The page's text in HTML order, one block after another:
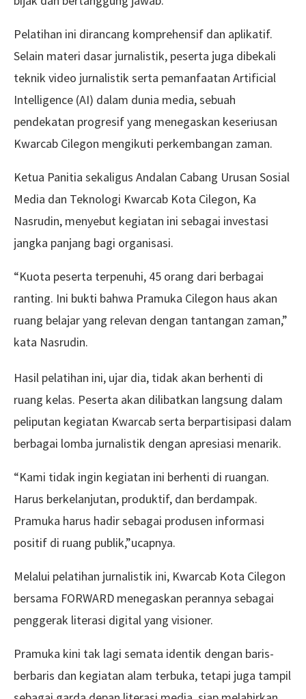
Pelatihan ini dirancang komprehensif dan aplikatif.
Selain materi dasar jurnalistik, peserta juga dibekali
teknik video jurnalistik serta pemanfaatan Artificial
Intelligence (AI) dalam dunia media, sebuah
pendekatan progresif yang menegaskan keseriusan
Kwarcab Cilegon mengikuti perkembangan zaman.
Ketua Panitia sekaligus Andalan Cabang Urusan Sosial
Media dan Teknologi Kwarcab Kota Cilegon, Ka
Nasrudin, menyebut kegiatan ini sebagai investasi
jangka panjang bagi organisasi.
“Kuota peserta terpenuhi, 45 orang dari berbagai
ranting. Ini bukti bahwa Pramuka Cilegon haus akan
ruang belajar yang relevan dengan tantangan zaman,”
kata Nasrudin.
Hasil pelatihan ini, ujar dia, tidak akan berhenti di
ruang kelas. Peserta akan dilibatkan langsung dalam
peliputan kegiatan Kwarcab serta berpartisipasi dalam
berbagai lomba jurnalistik dengan apresiasi menarik.
“Kami tidak ingin kegiatan ini berhenti di ruangan.
Harus berkelanjutan, produktif, dan berdampak.
Pramuka harus hadir sebagai produsen informasi
positif di ruang publik,”ucapnya.
Melalui pelatihan jurnalistik ini, Kwarcab Kota Cilegon
bersama FORWARD menegaskan perannya sebagai
penggerak literasi digital yang visioner.
Pramuka kini tak lagi semata identik dengan baris-
berbaris dan kegiatan alam terbuka, tetapi juga tampil